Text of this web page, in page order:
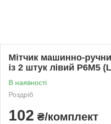
Мітчик машинно-
із 2 штук лівий Р6М5
В наявності
Роздріб
102 ₴/комплект